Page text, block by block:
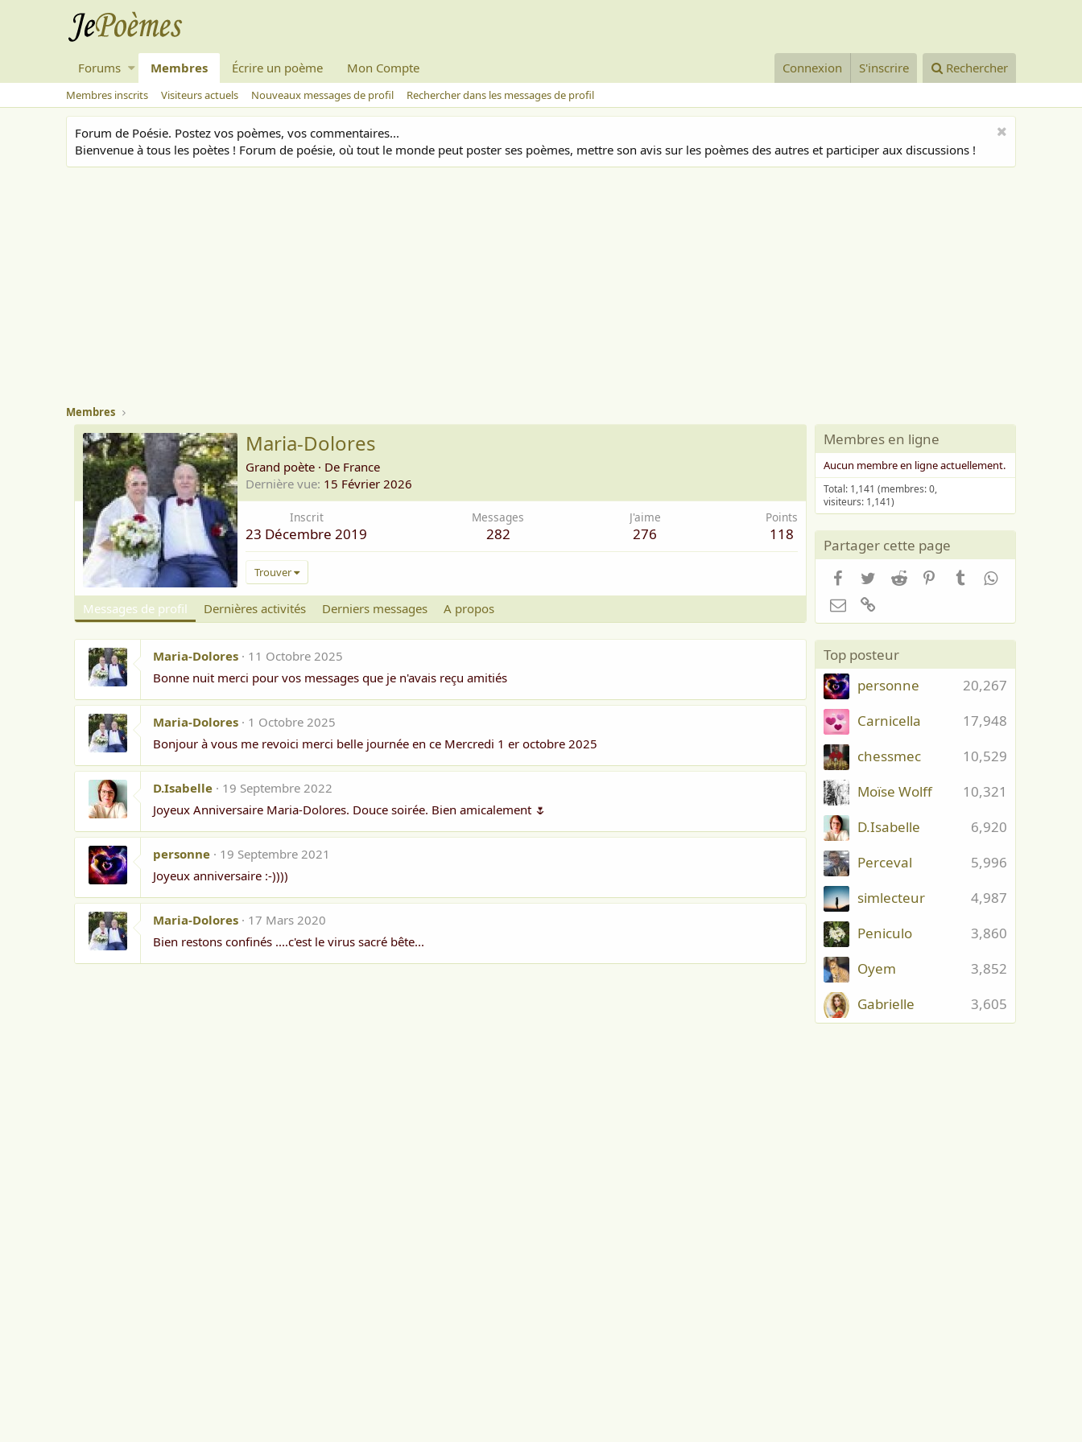
Forums Membres Écrire un poème Mon Compte Connexion S'inscrire Rechercher
Membres inscrits Visiteurs actuels Nouveaux messages de profil Rechercher dans les messages de profil
Forum de Poésie. Postez vos poèmes, vos commentaires...
Bienvenue à tous les poètes ! Forum de poésie, où tout le monde peut poster ses poèmes, mettre son avis sur les poèmes des autres et participer aux discussions !
Membres
Maria-Dolores
Grand poète · De France
Dernière vue 15 Février 2026
Inscrit
23 Décembre 2019
Messages
282
J'aime
276
Points
118
Trouver
Messages de profil Dernières activités Derniers messages A propos
Maria-Dolores
11 Octobre 2025
Bonne nuit merci pour vos messages que je n'avais reçu amitiés
Maria-Dolores
1 Octobre 2025
Bonjour à vous me revoici merci belle journée en ce Mercredi 1 er octobre 2025
D.Isabelle
19 Septembre 2022
Joyeux Anniversaire Maria-Dolores. Douce soirée. Bien amicalement 🌷
personne
19 Septembre 2021
Joyeux anniversaire :-))))
Maria-Dolores
17 Mars 2020
Bien restons confinés ....c'est le virus sacré bête...
Membres en ligne
Aucun membre en ligne actuellement.
Total: 1,141 (membres: 0,
visiteurs: 1,141)
Partager cette page
Facebook
TwitterReddit PinterestTumblrWhatsApp
Email
Top posteur
20,267
personne
17,948
Carnicella
10,529
chessmec
10,321
Moïse Wolff
6,920
D.Isabelle
5,996
Perceval
4,987
simlecteur
3,860
Peniculo
3,852
Oyem
3,605
Gabrielle